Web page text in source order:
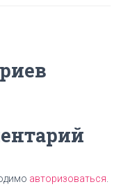
авторизоваться